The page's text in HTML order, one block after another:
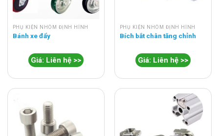
PHỤ KIỆN NHÔM ĐỊNH HÌNH
Bánh xe đẩy
Giá: Liên hệ >>
PHỤ KIỆN NHÔM ĐỊNH HÌNH
Bích bắt chân tăng chỉnh
Giá: Liên hệ >>